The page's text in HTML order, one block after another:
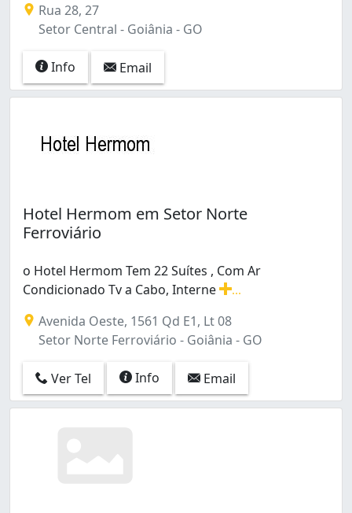
Rua 28, 27
Setor Central - Goiânia - GO
Info Email
Hotel Hermom em Setor Norte
Ferroviário
o Hotel Hermom Tem 22 Suítes , Com Ar
Condicionado Tv a Cabo, Interne
Avenida Oeste, 1561 Qd E1, Lt 08
Setor Norte Ferroviário - Goiânia - GO
Ver Tel Info Email